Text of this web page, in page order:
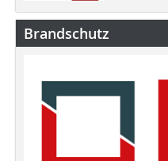
Brandschutz